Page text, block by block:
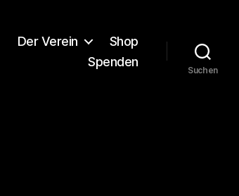
Der Verein
Shop
Spenden
Suchen